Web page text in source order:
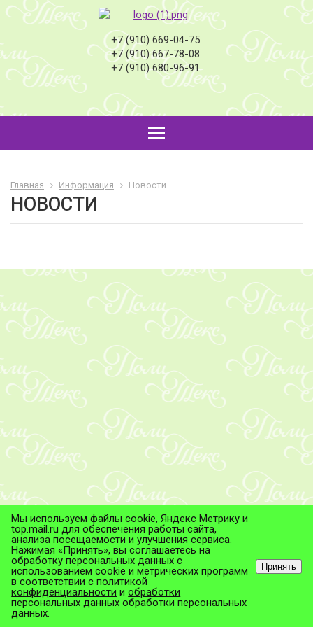
+7 (910) 669-04-75
+7 (910) 667-78-08
+7 (910) 680-96-91
Главная Информация Новости
НОВОСТИ
© ТД "ПолиТекс", 2026
Все права защищены.
Мы используем файлы cookie, Яндекс Метрику и
top.mail.ru для обеспечения работы сайта,
анализа посещаемости и улучшения сервиса.
Нажимая «Принять», вы соглашаетесь на
обработку персональных данных с
использованием cookie и метрических программ
в соответствии сполитикой
конфиденциальности иобработки
персональных данных обработки персональных
данных.
Принять